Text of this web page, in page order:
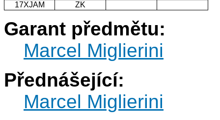
17XJAM
ZK
Garant předmětu:
Marcel Miglierini
Přednášející:
Marcel Miglierini